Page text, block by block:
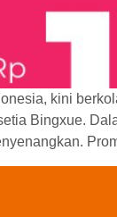
kini
Bingxue.